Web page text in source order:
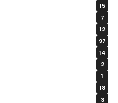
15
7
12
97
14
2
1
18
3